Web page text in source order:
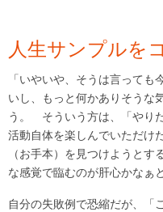
人生サンプルを
「いやいや、そうは言って
いし、もっと何かありそうな
う。 そういう方は、「やり
活動自体を楽しんでいただけ
（お手本）を見つけようとす
な感覚で臨むのが肝心かなぁと
自分の失敗例で恐縮だが、「